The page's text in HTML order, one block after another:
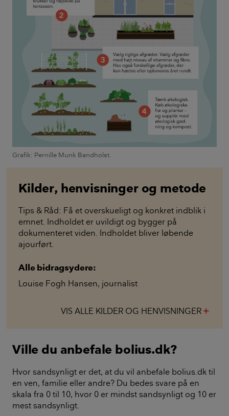
Grafik: Pernille Munk Bandholst.
Kilder, henvisninger og metode
Tips & Råd: Få et overskueligt og konkret indblik i
emnet. Indholdet er uvildigt og bygger på
dokumenteret viden. Indholdet bliver løbende
ajourført.
Alle bidragsydere:
Louise Fogh Hansen, journalist
VIS ALLE KILDER OG HENVISNINGER
Ville du anbefale bolius.dk?
Hvor sandsynligt er det, at du vil anbefale bolius.dk til
en ven, familie eller andre? Du bedes svare på en
skala fra 0 til 10, hvor 0 er mindst sandsynligt og 10 er
mest sandsynligt.